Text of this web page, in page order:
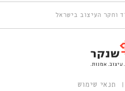
וחקר העיצוב בישראל
תנאי שימוש